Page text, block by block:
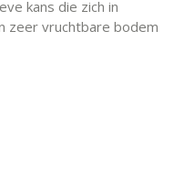
kans die zich in
zeer vruchtbare bodem